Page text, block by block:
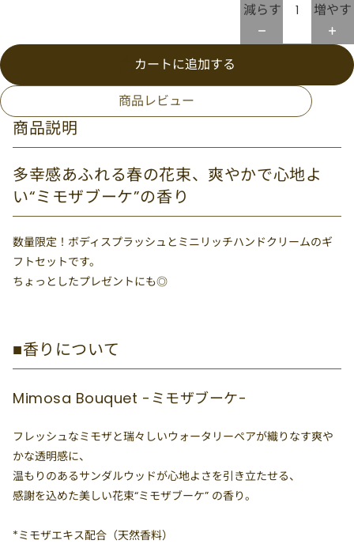
減らす
増やす
カートに追加する
商品レビュー
商品説明
多幸感あふれる春の花束、爽やかで心地よ
い“ミモザブーケ”の香り
数量限定！ボディスプラッシュとミニリッチハンドクリームのギ
フトセットです。
ちょっとしたプレゼントにも◎
■香りについて
Mimosa Bouquet -ミモザブーケ-
フレッシュなミモザと瑞々しいウォータリーペアが織りなす爽や
かな透明感に、
温もりのあるサンダルウッドが心地よさを引き立たせる、
感謝を込めた美しい花束“ミモザブーケ” の香り。
*ミモザエキス配合（天然香料）